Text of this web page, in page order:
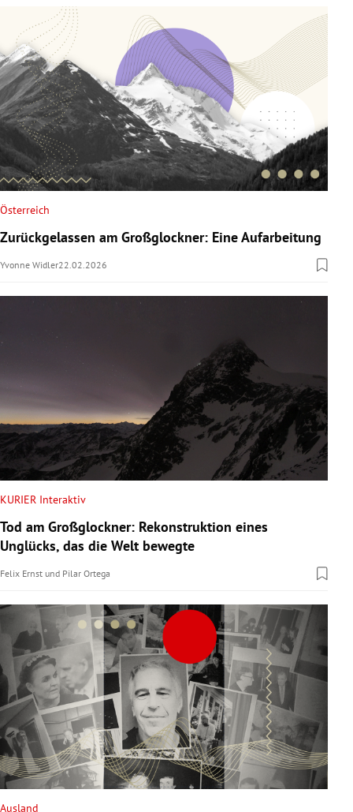
Österreich
Zurückgelassen am Großglockner: Eine Aufarbeitung
Yvonne Widler22.02.2026
KURIER Interaktiv
Tod am Großglockner: Rekonstruktion eines
Unglücks, das die Welt bewegte
Felix Ernst und Pilar Ortega
Ausland